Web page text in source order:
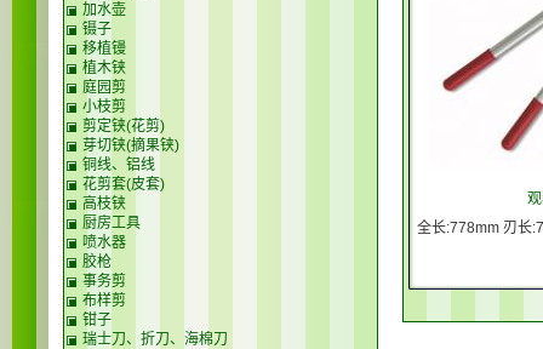
全长:778mm 刃长
加水壶
镊子
移植镘
植木铗
庭园剪
小枝剪
剪定铗(花剪)
芽切铗(摘果铗)
铜线、铝线
花剪套(皮套)
高枝铗
厨房工具
喷水器
胶枪
事务剪
布样剪
钳子
瑞士刀、折刀、海棉刀